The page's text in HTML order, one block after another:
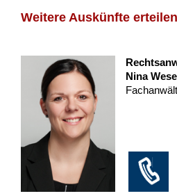
Weitere Auskünfte
Nina